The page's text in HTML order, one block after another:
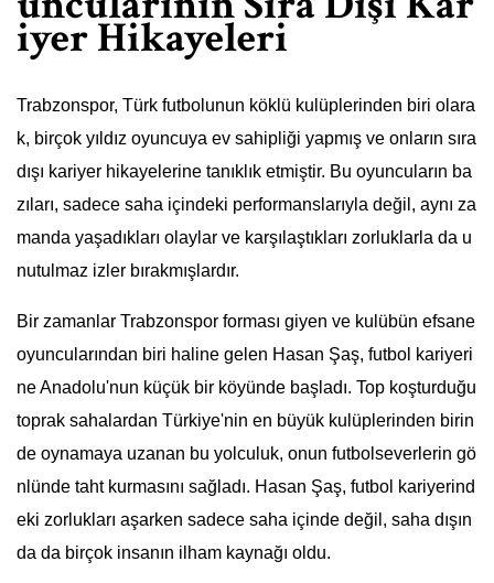
iyer Hikayeleri
Trabzonspor, Türk futbolunun köklü kulüplerinden biri olara
k, birçok yıldız oyuncuya ev sahipliği yapmış ve onların sıra
dışı kariyer hikayelerine tanıklık etmiştir. Bu oyuncuların ba
zıları, sadece saha içindeki performanslarıyla değil, aynı za
manda yaşadıkları olaylar ve karşılaştıkları zorluklarla da u
nutulmaz izler bırakmışlardır.
Bir zamanlar Trabzonspor forması giyen ve kulübün efsane
oyuncularından biri haline gelen Hasan Şaş, futbol kariyeri
ne Anadolu'nun küçük bir köyünde başladı. Top koşturduğu
toprak sahalardan Türkiye'nin en büyük kulüplerinden birin
de oynamaya uzanan bu yolculuk, onun futbolseverlerin gö
nlünde taht kurmasını sağladı. Hasan Şaş, futbol kariyerind
eki zorlukları aşarken sadece saha içinde değil, saha dışın
da da birçok insanın ilham kaynağı oldu.